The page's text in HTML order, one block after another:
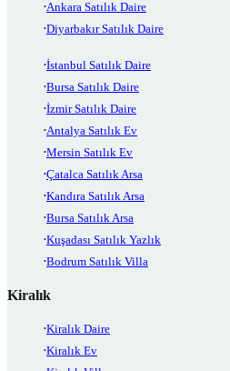
Ankara Satılık Daire
Diyarbakır Satılık Daire
İstanbul Satılık Daire
Bursa Satılık Daire
İzmir Satılık Daire
Antalya Satılık Ev
Mersin Satılık Ev
Çatalca Satılık Arsa
Kandıra Satılık Arsa
Bursa Satılık Arsa
Kuşadası Satılık Yazlık
Bodrum Satılık Villa
Kiralık
Kiralık Daire
Kiralık Ev